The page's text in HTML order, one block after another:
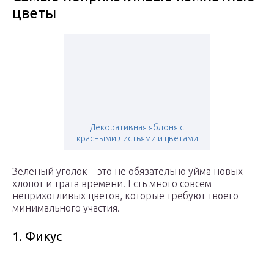
цветы
Декоративная яблоня с
красными листьями и цветами
Зеленый уголок – это не обязательно уйма новых
хлопот и трата времени. Есть много совсем
неприхотливых цветов, которые требуют твоего
минимального участия.
1. Фикус